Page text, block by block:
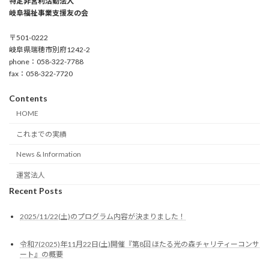
岐阜福祉事業支援友の会
〒501-0222
岐阜県瑞穂市別府1242-2
phone：058-322-7788
fax：058-322-7720
Contents
HOME
これまでの実績
News & Information
運営法人
Recent Posts
2025/11/22(土)のプログラム内容が決まりました！
令和7(2025)年11月22日(土)開催『第8回 ほたる光の森チャリティーコンサ
ート』の概要